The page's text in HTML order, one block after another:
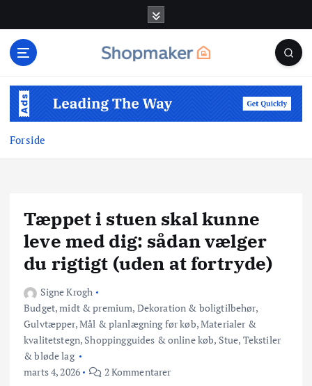
Forside
Tæppet i stuen skal kunne
leve med dig: sådan vælger
du rigtigt (uden at fortryde)
Signe Krogh
Budget, midt & premium, Dekoration & boligtilbehør,
Gulvtæpper,Mål & planlægning før køb,Materialer &
kvalitetstegn, Shoppingguides & online køb, Stue, Tekstiler
& bløde lag
marts 4, 2026
2 Kommentarer